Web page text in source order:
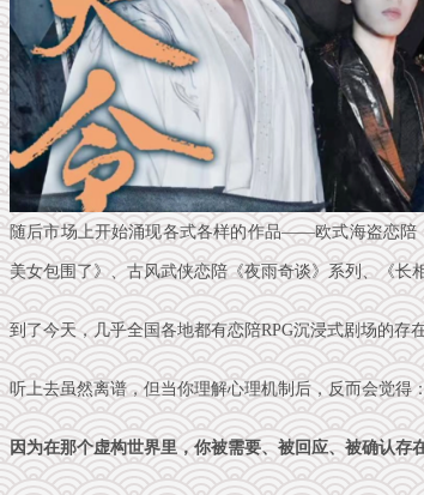
随后市场上开始涌现各式各样的作品——欧式海盗恋陪
美女包围了》、古风武侠恋陪《夜雨奇谈》系列、《
到了今天，几乎全国各地都有恋陪RPG沉浸式剧场的存
听上去虽然离谱，但当你理解心理机制后，反而会觉得
因为在那个虚构世界里，你被需要、被回应、被确认存